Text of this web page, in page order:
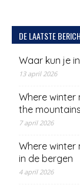
DE LAATSTE
Waar kun je
13 april 2026
Where winter
the mountains
7 april 2026
Where winter
in de bergen
4 april 2026